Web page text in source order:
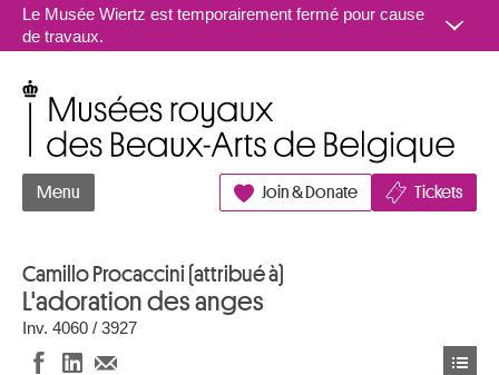
Aller au contenu
Le Musée Wiertz est temporairement fermé pour cause
de travaux.
Menu Join & Donate Tickets
Camillo Procaccini (attribué à)
L'adoration des anges
Inv. 4060 / 3927